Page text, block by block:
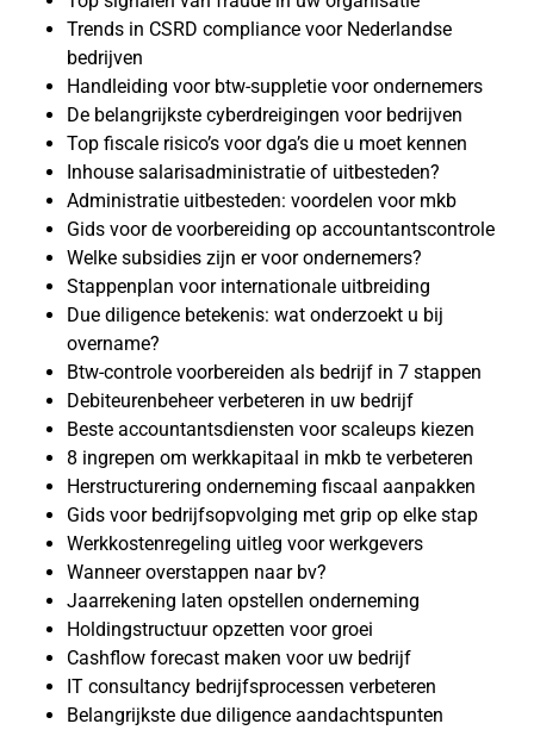
Trends in CSRD compliance voor Nederlandse
bedrijven
Handleiding voor btw-suppletie voor ondernemers
De belangrijkste cyberdreigingen voor bedrijven
Top fiscale risico’s voor dga’s die u moet kennen
Inhouse salarisadministratie of uitbesteden?
Administratie uitbesteden: voordelen voor mkb
Gids voor de voorbereiding op accountantscontrole
Welke subsidies zijn er voor ondernemers?
Stappenplan voor internationale uitbreiding
Due diligence betekenis: wat onderzoekt u bij
overname?
Btw-controle voorbereiden als bedrijf in 7 stappen
Debiteurenbeheer verbeteren in uw bedrijf
Beste accountantsdiensten voor scaleups kiezen
8 ingrepen om werkkapitaal in mkb te verbeteren
Herstructurering onderneming fiscaal aanpakken
Gids voor bedrijfsopvolging met grip op elke stap
Werkkostenregeling uitleg voor werkgevers
Wanneer overstappen naar bv?
Jaarrekening laten opstellen onderneming
Holdingstructuur opzetten voor groei
Cashflow forecast maken voor uw bedrijf
IT consultancy bedrijfsprocessen verbeteren
Belangrijkste due diligence aandachtspunten